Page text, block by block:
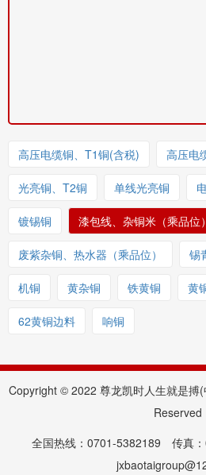
高压电缆铜、T1铜(含税) 高压电
光亮铜、T2铜 单线光亮铜
镀锡铜 漆包线、杂铜米（乘品位）
废紫杂铜、热水器（乘品位） 锡
机铜 黄杂铜 铁黄铜 黄
62黄铜边料 响铜
Copyright © 2022 尊龙凯时人生就是搏
Reserved
全国热线：0701-5382189 传